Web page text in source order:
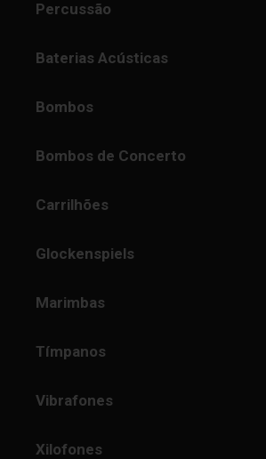
Percussão
Baterias Acústicas
Bombos
Bombos de Concerto
Carrilhões
Glockenspiels
Marimbas
Tímpanos
Vibrafones
Xilofones